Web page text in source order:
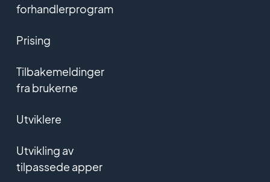
forhandlerprogram
Prising
Tilbakemeldinger
fra brukerne
Utviklere
Utvikling av
tilpassede apper